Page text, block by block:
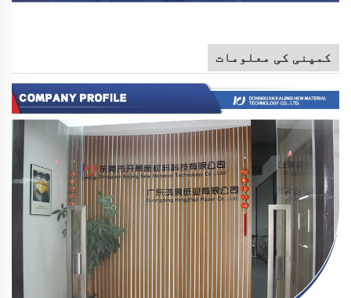
کمپنی کی معلومات